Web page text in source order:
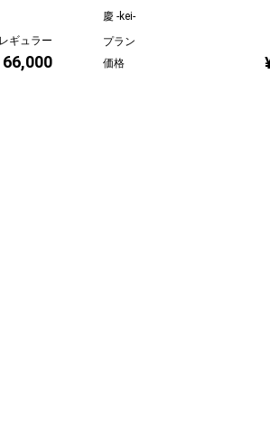
レギュラー
66,000
慶 -kei-
プラン
価格